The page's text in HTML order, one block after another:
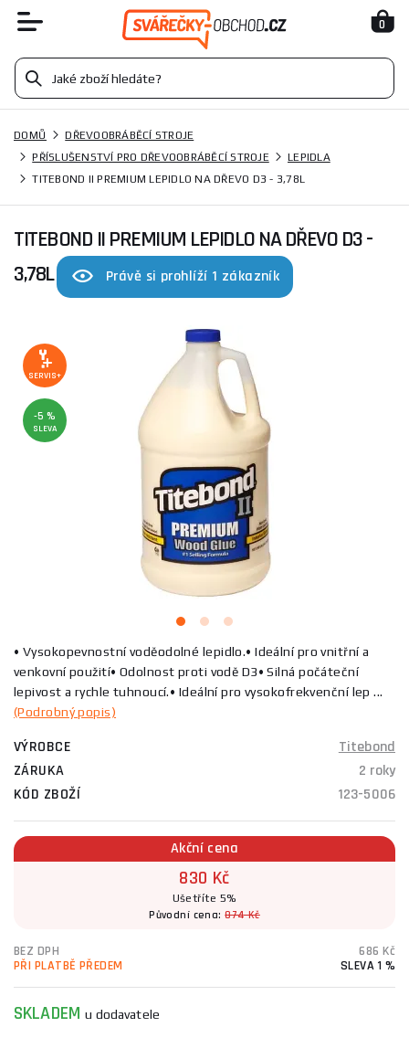
0
DOMŮ
DŘEVOOBRÁBĚCÍ STROJE
PŘÍSLUŠENSTVÍ PRO DŘEVOOBRÁBĚCÍ STROJE
LEPIDLA
TITEBOND II PREMIUM LEPIDLO NA DŘEVO D3 - 3,78L
TITEBOND II PREMIUM LEPIDLO NA DŘEVO D3 -
3,78L
Právě si prohlíží 1 zákazník
SERVIS+
-5 %
SLEVA
• Vysokopevnostní voděodolné lepidlo.• Ideální pro vnitřní a
venkovní použití• Odolnost proti vodě D3• Silná počáteční
lepivost a rychle tuhnoucí.• Ideální pro vysokofrekvenční lep ...
(Podrobný popis)
VÝROBCE
Titebond
ZÁRUKA
2 roky
KÓD ZBOŽÍ
123-5006
Akční cena
830 Kč
Ušetříte 5%
Původní cena:874 Kč
BEZ DPH
686 Kč
PŘI PLATBĚ PŘEDEM
SLEVA 1 %
SKLADEMu dodavatele